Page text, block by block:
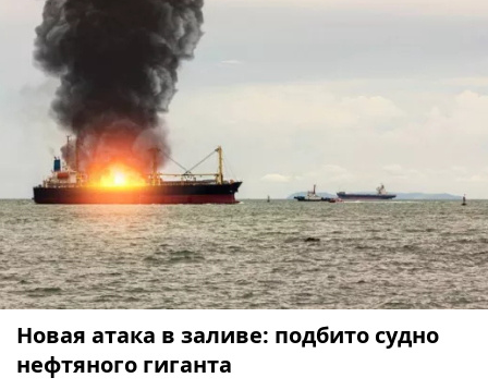
Новая атака в заливе: подбито судно
нефтяного гиганта